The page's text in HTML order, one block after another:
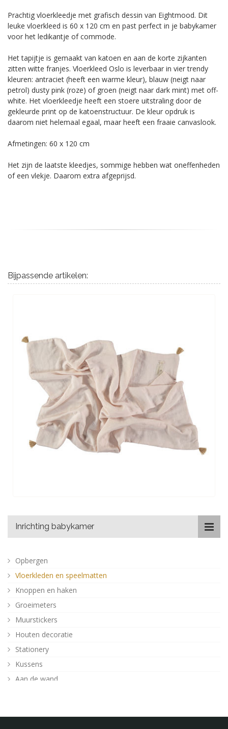
Prachtig vloerkleedje met grafisch dessin van Eightmood. Dit
leuke vloerkleed is 60 x 120 cm en past perfect in je babykamer
voor het ledikantje of commode.
Het tapijtje is gemaakt van katoen en aan de korte zijkanten
zitten witte franjes. Vloerkleed Oslo is leverbaar in vier trendy
kleuren: antraciet (heeft een warme kleur), blauw (neigt naar
petrol) dusty pink (roze) of groen (neigt naar dark mint) met off-
white. Het vloerkleedje heeft een stoere uitstraling door de
gekleurde print op de katoenstructuur. De kleur opdruk is
daarom niet helemaal egaal, maar heeft een fraaie canvaslook.
Afmetingen: 60 x 120 cm
Het zijn de laatste kleedjes, sommige hebben wat oneffenheden
of een vlekje. Daarom extra afgeprijsd.
Bijpassende artikelen:
Inrichting babykamer
Opbergen
Vloerkleden en speelmatten
Knoppen en haken
Groeimeters
Muurstickers
Houten decoratie
Stationery
Kussens
Aan de wand